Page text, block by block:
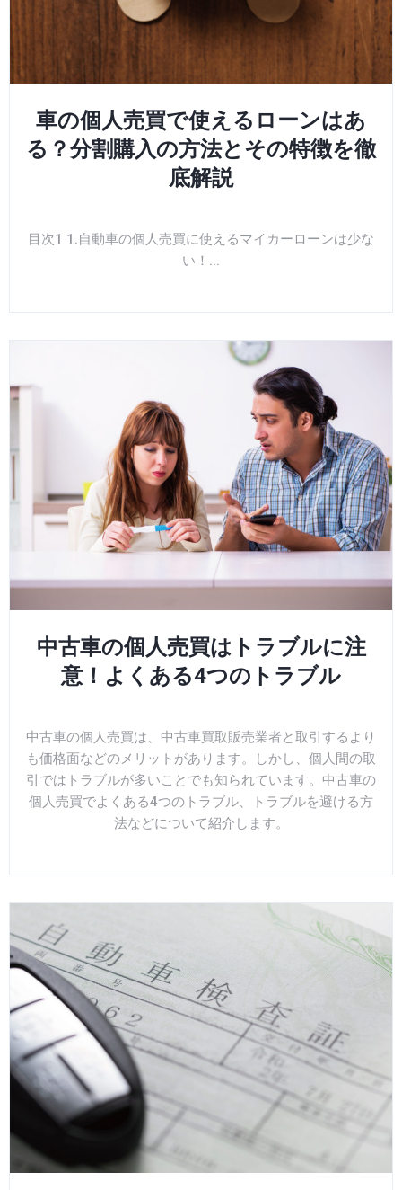
車の個人売買で使えるローンはあ
る？分割購入の方法とその特徴を徹
底解説
目次1 1.自動車の個人売買に使えるマイカーローンは少な
い！...
中古車の個人売買はトラブルに注
意！よくある4つのトラブル
中古車の個人売買は、中古車買取販売業者と取引するより
も価格面などのメリットがあります。しかし、個人間の取
引ではトラブルが多いことでも知られています。中古車の
個人売買でよくある4つのトラブル、トラブルを避ける方
法などについて紹介します。